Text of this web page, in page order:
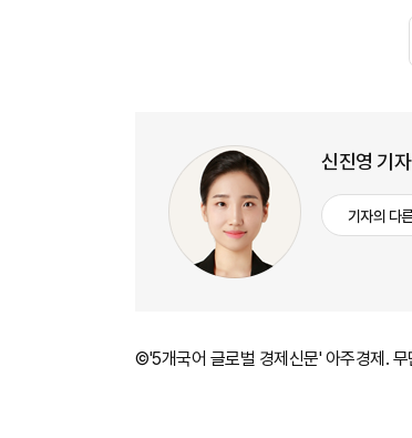
신진영 기자
기자의 다
©'5개국어 글로벌 경제신문' 아주경제. 무